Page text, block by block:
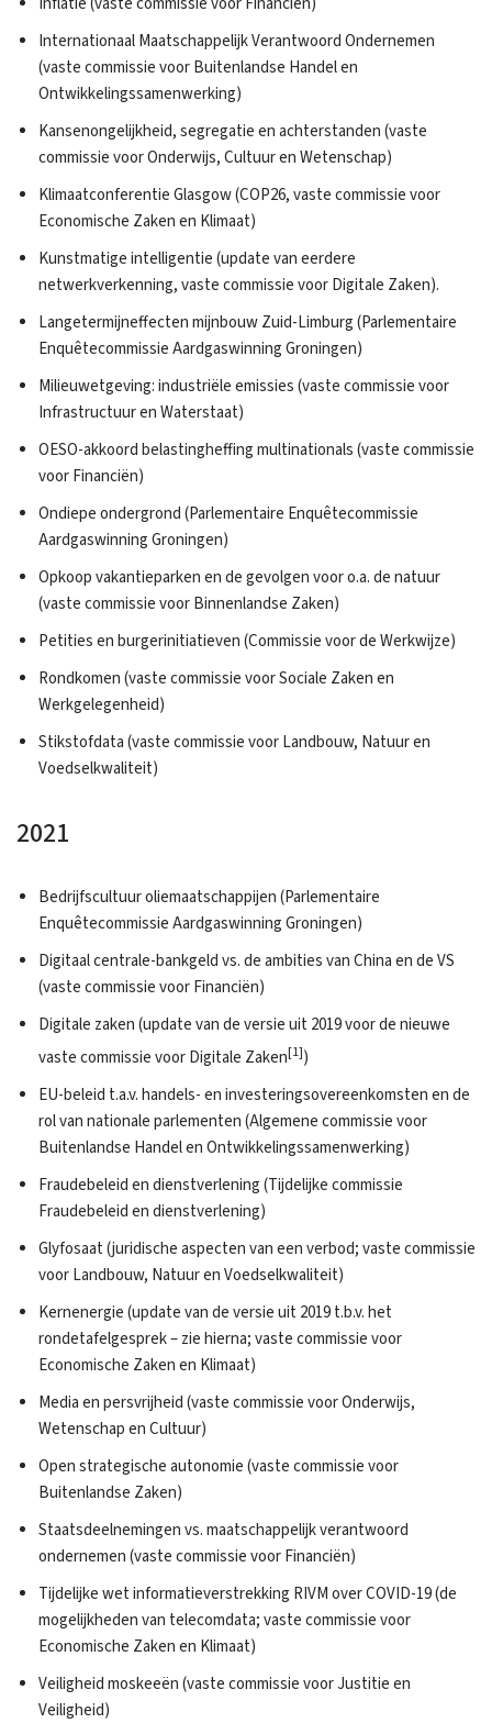
Internationaal Maatschappelijk Verantwoord Ondernemen
(vaste commissie voor Buitenlandse Handel en
Ontwikkelingssamenwerking)
Kansenongelijkheid, segregatie en achterstanden (vaste
commissie voor Onderwijs, Cultuur en Wetenschap)
Klimaatconferentie Glasgow (COP26, vaste commissie voor
Economische Zaken en Klimaat)
Kunstmatige intelligentie (update van eerdere
netwerkverkenning, vaste commissie voor Digitale Zaken).
Langetermijneffecten mijnbouw Zuid-Limburg (Parlementaire
Enquêtecommissie Aardgaswinning Groningen)
Milieuwetgeving: industriële emissies (vaste commissie voor
Infrastructuur en Waterstaat)
OESO-akkoord belastingheffing multinationals (vaste commissie
voor Financiën)
Ondiepe ondergrond (Parlementaire Enquêtecommissie
Aardgaswinning Groningen)
Opkoop vakantieparken en de gevolgen voor o.a. de natuur
(vaste commissie voor Binnenlandse Zaken)
Petities en burgerinitiatieven (Commissie voor de Werkwijze)
Rondkomen (vaste commissie voor Sociale Zaken en
Werkgelegenheid)
Stikstofdata (vaste commissie voor Landbouw, Natuur en
Voedselkwaliteit)
2021
Bedrijfscultuur oliemaatschappijen (Parlementaire
Enquêtecommissie Aardgaswinning Groningen)
Digitaal centrale-bankgeld vs. de ambities van China en de VS
(vaste commissie voor Financiën)
Digitale zaken (update van de versie uit 2019 voor de nieuwe
vaste commissie voor Digitale Zaken[1])
EU-beleid t.a.v. handels- en investeringsovereenkomsten en de
rol van nationale parlementen (Algemene commissie voor
Buitenlandse Handel en Ontwikkelingssamenwerking)
Fraudebeleid en dienstverlening (Tijdelijke commissie
Fraudebeleid en dienstverlening)
Glyfosaat (juridische aspecten van een verbod; vaste commissie
voor Landbouw, Natuur en Voedselkwaliteit)
Kernenergie (update van de versie uit 2019 t.b.v. het
rondetafelgesprek – zie hierna; vaste commissie voor
Economische Zaken en Klimaat)
Media en persvrijheid (vaste commissie voor Onderwijs,
Wetenschap en Cultuur)
Open strategische autonomie (vaste commissie voor
Buitenlandse Zaken)
Staatsdeelnemingen vs. maatschappelijk verantwoord
ondernemen (vaste commissie voor Financiën)
Tijdelijke wet informatieverstrekking RIVM over COVID-19 (de
mogelijkheden van telecomdata; vaste commissie voor
Economische Zaken en Klimaat)
Veiligheid moskeeën (vaste commissie voor Justitie en
Veiligheid)